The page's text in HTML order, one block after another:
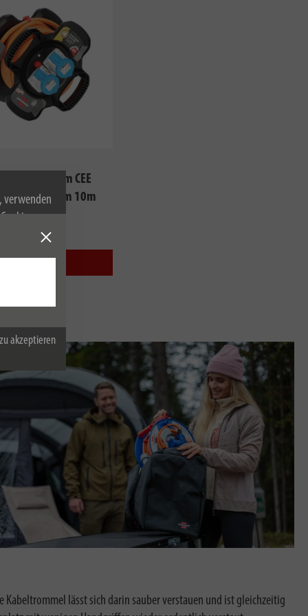
verwenden
zu.
akzeptieren
X-Gum CEE
Maritim 10m
Jetzt kaufen
lässt sich darin sauber verstauen und ist gleichzeitig